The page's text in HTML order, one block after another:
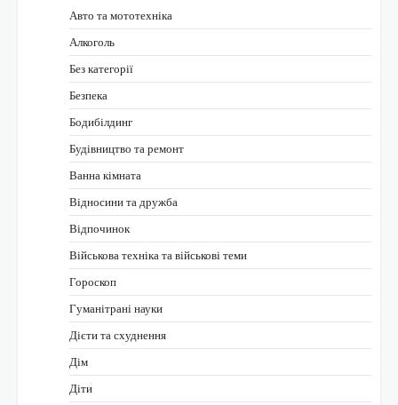
Авто та мототехніка
Алкоголь
Без категорії
Безпека
Бодибілдинг
Будівництво та ремонт
Ванна кімната
Відносини та дружба
Відпочинок
Військова техніка та військові теми
Гороскоп
Гуманітрані науки
Дієти та схуднення
Дім
Діти